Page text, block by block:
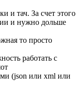
и тач. За счет этого
и нужно дольше
то просто
работать с
(json или xml или